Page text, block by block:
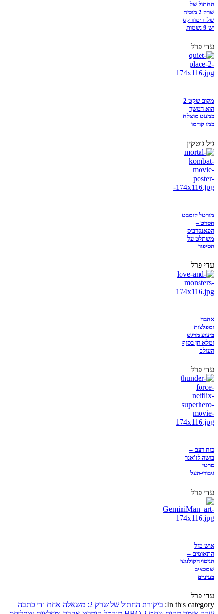
החתול של
שרק 2 מוכיח
שלדרימוורקס
יש 9 נשמות
עדי פרל
מקום שקט 2
הוא המשך
כמעט מוצלח
כמו קודמו
גיל גוטקין
מורטל קומבט
הסרט –
הפאנסרביס
משתלט על
הסיפור
עדי פרל
אהבה
ומפלצות –
ביצוע מרגש
ומלא חן בסוף
העולם
עדי פרל
כוח רעם –
בושה לז'אנר
סרטי
גיבורי-העל
עדי פרל
איש מזל
התאומים –
הניסוי הקולנועי
שמכאיב
בעיניים
עדי פרל
In this category: ביקורת החתול של שרק 2: משאלה אחת ודי
כתבה